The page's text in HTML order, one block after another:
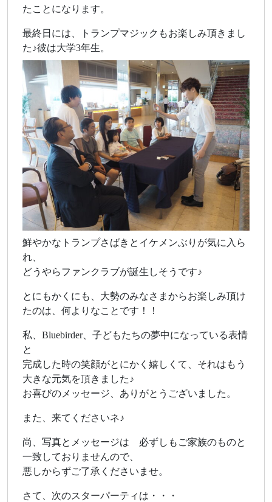
たことになります。
最終日には、トランプマジックもお楽しみ頂きまし
た♪彼は大学3年生。
鮮やかなトランプさばきとイケメンぶりが気に入ら
れ、
どうやらファンクラブが誕生しそうです♪
とにもかくにも、大勢のみなさまからお楽しみ頂け
たのは、何よりなことです！！
私、Bluebirder、子どもたちの夢中になっている表情
と
完成した時の笑顔がとにかく嬉しくて、それはもう
大きな元気を頂きました♪
お喜びのメッセージ、ありがとうございました。
また、来てくださいネ♪
尚、写真とメッセージは 必ずしもご家族のものと
一致しておりませんので、
悪しからずご了承くださいませ。
さて、次のスターパーティは・・・